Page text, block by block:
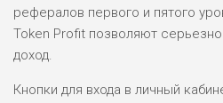
рефералов первого и пятого
Token Profit позволяют
доход.
Кнопки для входа в личный